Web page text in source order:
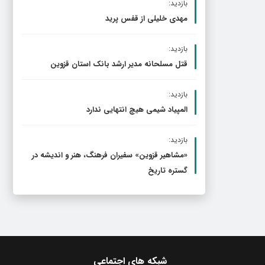
بازدید:
مهدی خلیلی از قفس پرید
بازدید:
قتل مسلحانه مدیر ارشد بانک استان قزوین
بازدید:
المپیاد شیمی هیچ انتهایی ندارد
بازدید:
«مشاهیر قزوین» سفیران فرهنگ، هنر و اندیشه در
گستره تاریخ
شبکه های اجتماعی